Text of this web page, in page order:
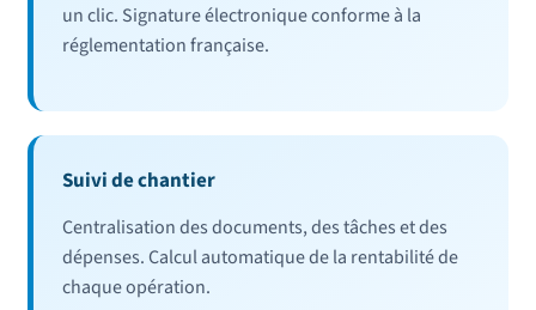
un clic. Signature électronique conforme à la
réglementation française.
Suivi de chantier
Centralisation des documents, des tâches et des
dépenses. Calcul automatique de la rentabilité de
chaque opération.